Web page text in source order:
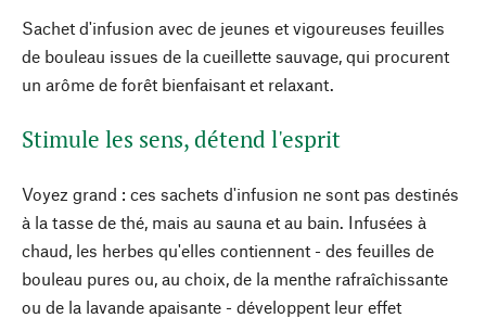
Sachet d'infusion avec de jeunes et vigoureuses feuilles
de bouleau issues de la cueillette sauvage, qui procurent
un arôme de forêt bienfaisant et relaxant.
Stimule les sens, détend l'esprit
Voyez grand : ces sachets d'infusion ne sont pas destinés
à la tasse de thé, mais au sauna et au bain. Infusées à
chaud, les herbes qu'elles contiennent - des feuilles de
bouleau pures ou, au choix, de la menthe rafraîchissante
ou de la lavande apaisante - développent leur effet